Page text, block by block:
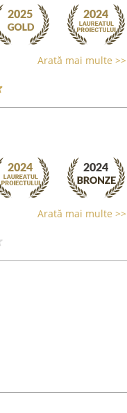
Arată mai multe >>
Arată mai multe >>